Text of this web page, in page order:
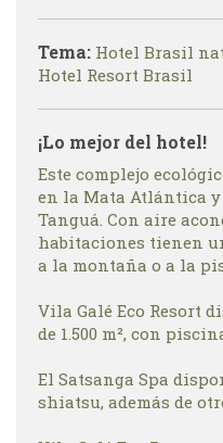
Tema: Hotel Brasil
Hotel Resort Brasil
¡Lo mejor del hotel!
Este complejo
en la Mata Atlántica
Tanguá. Con aire
habitaciones tienen
a la montaña o a la
Vila Galé Eco Resort
de 1.500 m², con
El Satsanga Spa
shiatsu, además de